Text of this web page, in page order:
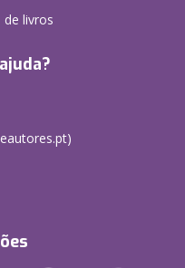
de livros
)